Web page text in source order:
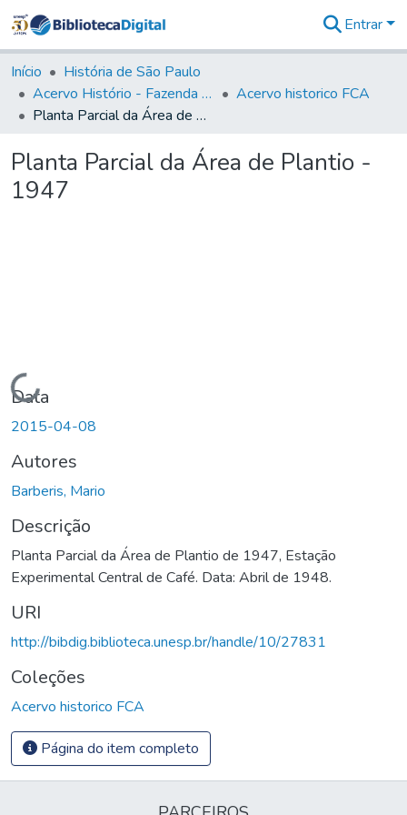
&
Coleções
Tudo na
Biblioteca
Digital
Estatísticas
Entrar
Início
História de São Paulo
Acervo Histório - Fazenda Lageado
Acervo historico FCA
Planta Parcial da Área de Plantio - 1947
Planta Parcial da Área de Plantio -
1947
Carregando...
Data
2015-04-08
Autores
Barberis, Mario
Descrição
Planta Parcial da Área de Plantio de 1947, Estação
Experimental Central de Café. Data: Abril de 1948.
URI
http://bibdig.biblioteca.unesp.br/handle/10/27831
Coleções
Acervo historico FCA
Página do item completo